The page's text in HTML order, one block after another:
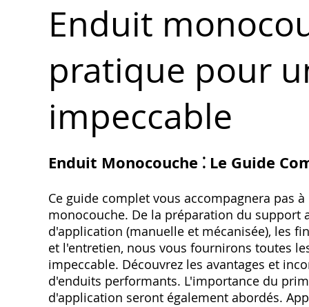
Enduit
pratique pour
impeccable
Enduit Monocouche ⁚ Le Guide
Ce guide complet vous accompagnera pas
monocouche. De la préparation du support
d'application (manuelle et mécanisée), les
et l'entretien, nous vous fournirons toutes
impeccable. Découvrez les avantages et
d'enduits performants. L'importance du
d'application seront également abordés.